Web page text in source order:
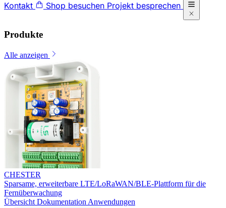
Kontakt
Shop besuchen Projekt besprechen
Produkte
Alle anzeigen
CHESTER
Sparsame, erweiterbare LTE/LoRaWAN/BLE-Plattform für die
Fernüberwachung
Übersicht Dokumentation Anwendungen